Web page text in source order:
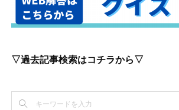
▽過去記事検索はコチラから▽